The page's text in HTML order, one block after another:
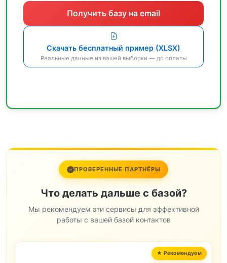
Получить базу на email
Скачать бесплатный пример (XLSX)
Реальные данные из вашей выборки — до оплаты
ПРОВЕРЕННЫЕ ПАРТНЁРЫ
Что делать дальше с базой?
Мы рекомендуем эти сервисы для эффективной
работы с вашей базой контактов